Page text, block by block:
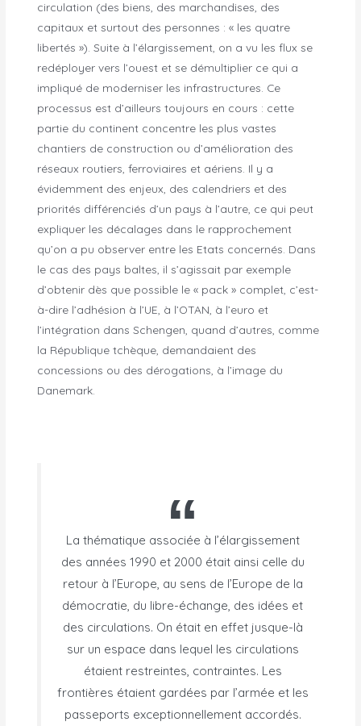
circulation (des biens, des marchandises, des
capitaux et surtout des personnes : « les quatre
libertés »). Suite à l’élargissement, on a vu les flux se
redéployer vers l’ouest et se démultiplier ce qui a
impliqué de moderniser les infrastructures. Ce
processus est d’ailleurs toujours en cours : cette
partie du continent concentre les plus vastes
chantiers de construction ou d’amélioration des
réseaux routiers, ferroviaires et aériens. Il y a
évidemment des enjeux, des calendriers et des
priorités différenciés d’un pays à l’autre, ce qui peut
expliquer les décalages dans le rapprochement
qu’on a pu observer entre les Etats concernés. Dans
le cas des pays baltes, il s’agissait par exemple
d’obtenir dès que possible le « pack » complet, c’est-
à-dire l’adhésion à l’UE, à l’OTAN, à l’euro et
l’intégration dans Schengen, quand d’autres, comme
la République tchèque, demandaient des
concessions ou des dérogations, à l’image du
Danemark.
La thématique associée à l’élargissement
des années 1990 et 2000 était ainsi celle du
retour à l’Europe, au sens de l’Europe de la
démocratie, du libre-échange, des idées et
des circulations. On était en effet jusque-là
sur un espace dans lequel les circulations
étaient restreintes, contraintes. Les
frontières étaient gardées par l’armée et les
passeports exceptionnellement accordés.